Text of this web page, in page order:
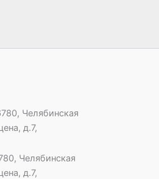
Челябинская
д.7,
Челябинская
д.7,